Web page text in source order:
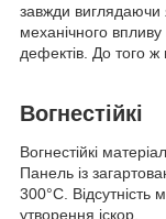
завжди виглядаючи
механічного впливу
дефектів. До того ж
Вогнестійкі
Вогнестійкі
Панель із
300°С. Відсутність
утворення іскор.